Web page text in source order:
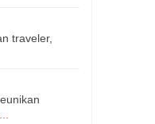
traveler,